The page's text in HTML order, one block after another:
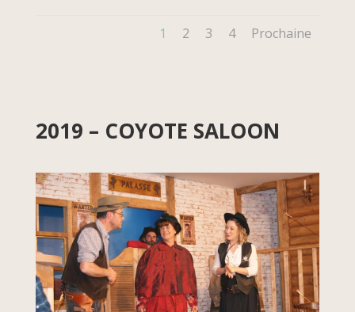
1 2 3 4 Prochaine
2019 – COYOTE SALOON